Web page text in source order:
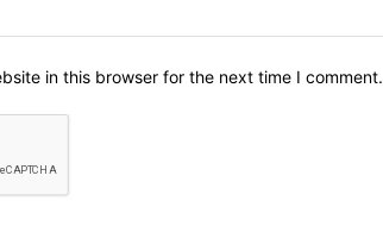
in this browser for the next time I comment.